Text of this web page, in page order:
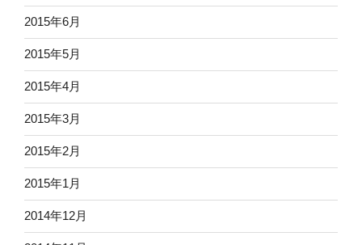
2015年6月
2015年5月
2015年4月
2015年3月
2015年2月
2015年1月
2014年12月